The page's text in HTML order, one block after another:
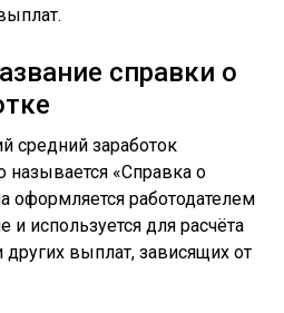
справки о
средний заработок
называется «Справка о
оформляется работодателем
используется для расчёта
выплат, зависящих от